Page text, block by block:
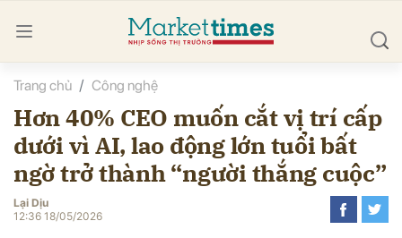
Trang chủ Công nghệ
Hơn 40% CEO muốn cắt vị trí cấp
dưới vì AI, lao động lớn tuổi bất
ngờ trở thành “người thắng cuộc”
Lại Dịu
12:36 18/05/2026
luận